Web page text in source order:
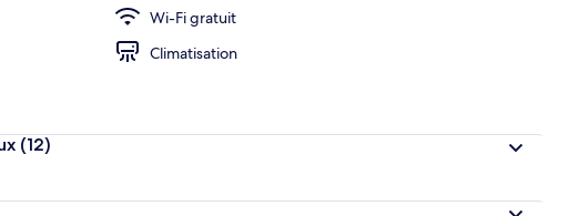
Wi-Fi gratuit
Climatisation
(12)